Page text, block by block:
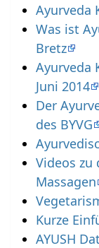
Ayurveda
Was ist
Bretz
Ayurveda
Juni 2014
Der
des BYVG
Videos zu
Massagen
Kurze
AYUSH